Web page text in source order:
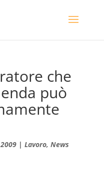
che
può
| Lavoro, News